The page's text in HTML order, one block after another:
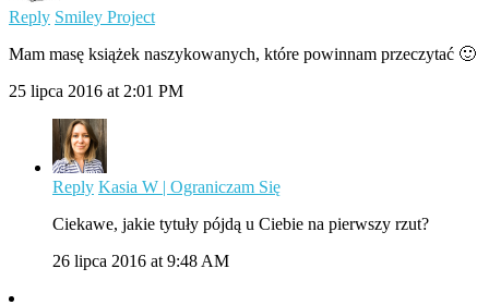
Reply Smiley Project
Mam masę książek naszykowanych, które powinnam przeczytać 🙂
25 lipca 2016 at 2:01 PM
Reply Kasia W | Ograniczam Się
Ciekawe, jakie tytuły pójdą u Ciebie na pierwszy rzut?
26 lipca 2016 at 9:48 AM